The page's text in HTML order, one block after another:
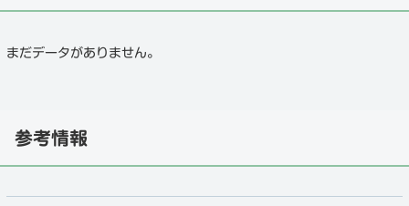
まだデータがありません。
参考情報